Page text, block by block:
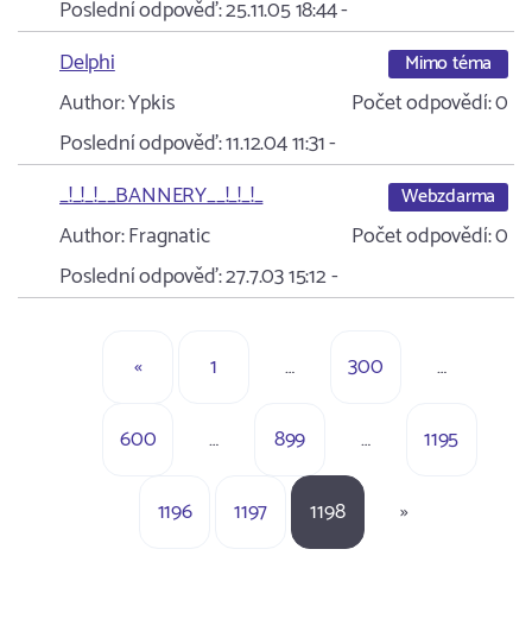
Poslední odpověď:25.11.05 18:44-
Delphi
Mimo téma
Author:Ypkis Počet odpovědí:0
Poslední odpověď:11.12.04 11:31-
_!_!_!__BANNERY__!_!_!_
Webzdarma
Author:Fragnatic Počet odpovědí:0
Poslední odpověď:27.7.03 15:12-
« 1 … 300 …
600 … 899 … 1195
1196 1197 1198 »